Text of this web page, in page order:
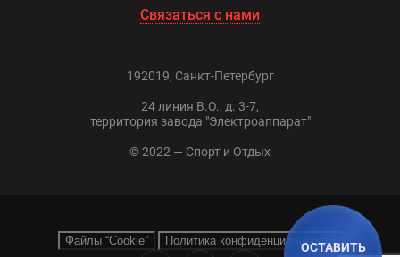
ОСТАВИТЬ
Связаться с нами
192019, Санкт-Петербург
24 линия В.О., д. 3-7,
территория завода "Электроаппарат"
© 2022 — Спорт и Отдых
Файлы “Cookie” Политика конфиденциальности